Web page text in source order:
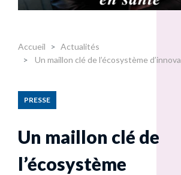
Accueil
Actualités
Un maillon clé de l’écosystème
PRESSE
Un maillon clé de
l’écosystème